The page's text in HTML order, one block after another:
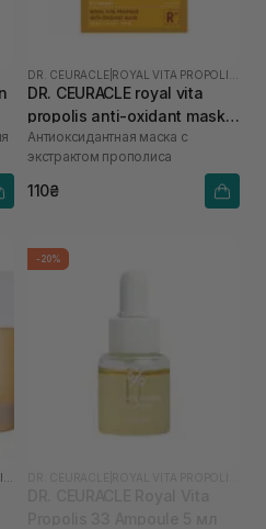
DR. CEURACLE
DR. CEURACLE royal vita
propolis anti-oxidant mask 1
шт
Антиоксидантная маска с
экстрактом прополиса
110₴
-20%